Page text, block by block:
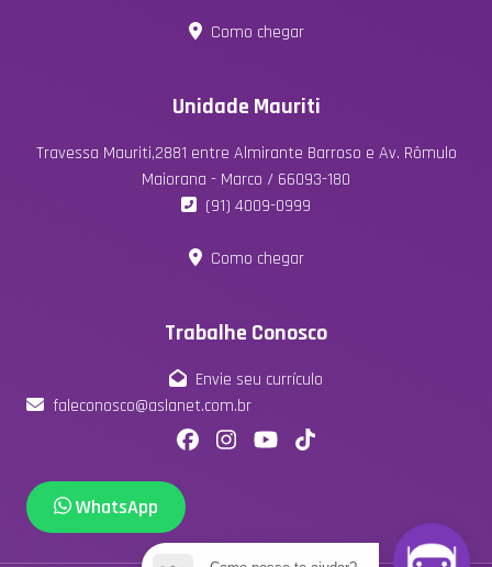
Como chegar
Unidade Mauriti
Travessa Mauriti,2881 entre Almirante Barroso e Av. Rômulo
Maiorana - Marco / 66093-180
(91) 4009-0999
Como chegar
Trabalhe Conosco
Envie seu currículo
faleconosco@aslanet.com.br
WhatsApp